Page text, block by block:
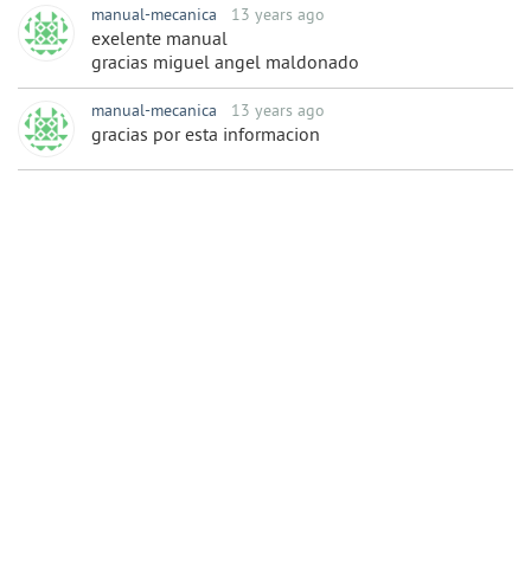
manual-mecanica 13 years ago
exelente manual
gracias miguel angel maldonado
manual-mecanica 13 years ago
gracias por esta informacion